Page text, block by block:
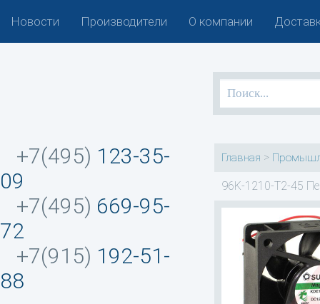
Новости Производители О компании
+7(495) 123-35-
09
+7(495) 669-95-
72
+7(915) 192-51-
88
Главная >
96K-1210-T2-45